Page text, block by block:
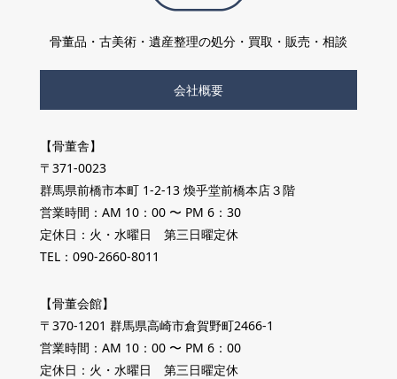
骨董品・古美術・遺産整理の処分・買取・販売・相談
会社概要
【骨董舎】
〒371-0023
群馬県前橋市本町 1-2-13 煥乎堂前橋本店３階
営業時間：AM 10：00 〜 PM 6：30
定休日：火・水曜日 第三日曜定休
TEL：090-2660-8011
【骨董会館】
〒370-1201 群馬県高崎市倉賀野町2466-1
営業時間：AM 10：00 〜 PM 6：00
定休日：火・水曜日 第三日曜定休